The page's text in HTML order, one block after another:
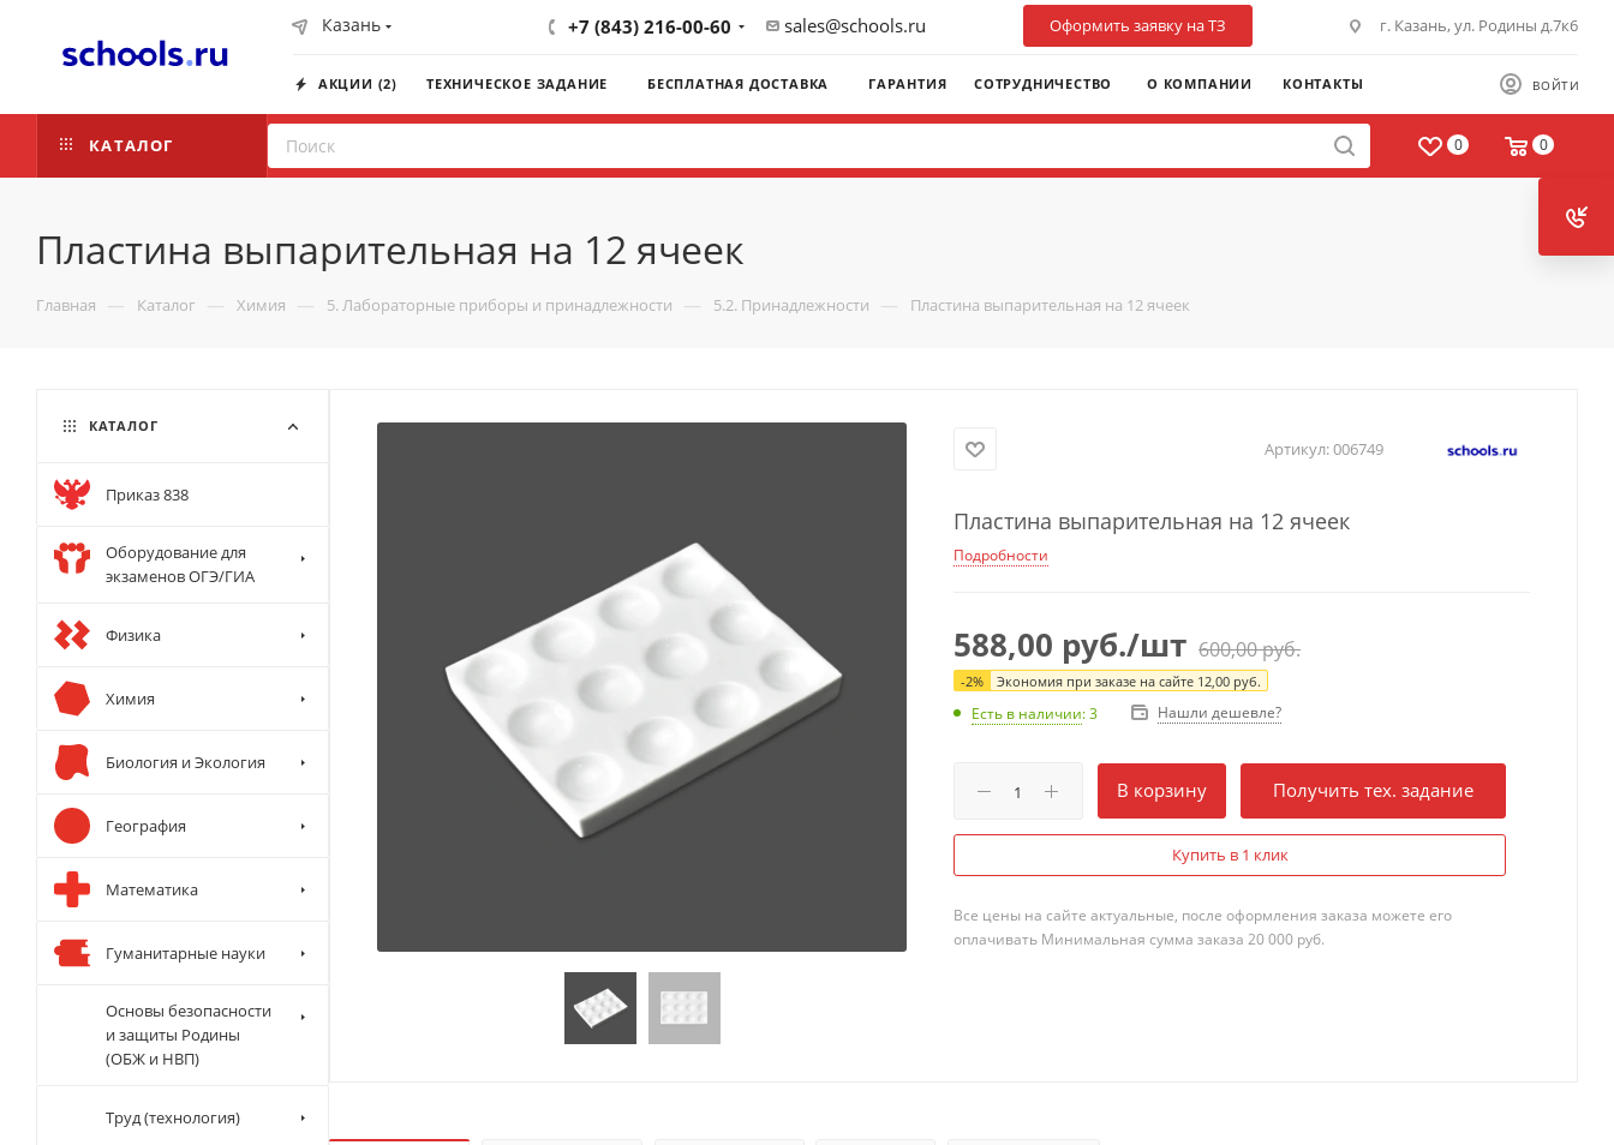
Казань +7 (843) 216-00-60 sales@schools.ru Оформить заявку на ТЗ г. Казань, ул. Родины д.7к6
ВОЙТИ
АКЦИИ (2) ТЕХНИЧЕСКОЕ ЗАДАНИЕ БЕСПЛАТНАЯ ДОСТАВКА ГАРАНТИЯ СОТРУДНИЧЕСТВО О КОМПАНИИ КОНТАКТЫ
0 0
КАТАЛОГ
Пластина выпарительная на 12 ячеек
Главная — Каталог — Химия — 5. Лабораторные приборы и принадлежности — 5.2. Принадлежности — Пластина выпарительная на 12 ячеек
Артикул:006749
Пластина выпарительная на 12 ячеек
Подробности
588,00 руб./шт 600,00руб.
-2% Экономия при заказе на сайте 12,00 руб.
Есть в наличии: 3 Нашли дешевле?
В корзину Получить тех. задание
Купить в 1 клик
Все цены на сайте актуальные, после оформления заказа можете его
оплачивать Минимальная сумма заказа 20 000 руб.
КАТАЛОГ
Приказ 838
Оборудование для
экзаменов ОГЭ/ГИА
Физика
Химия
Биология и Экология
География
Математика
Гуманитарные науки
Основы безопасности
и защиты Родины
(ОБЖ и НВП)
Труд (технология)